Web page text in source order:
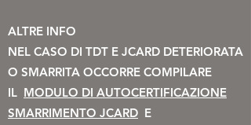
ALTRE INFO
NEL CASO DI TDT E JCARD DETERIORATA
O SMARRITA OCCORRE COMPILARE
IL MODULO DI AUTOCERTIFICAZIONE
SMARRIMENTO JCARD E